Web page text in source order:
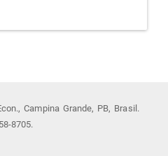
Campina Grande, PB, Brasil.
8705.